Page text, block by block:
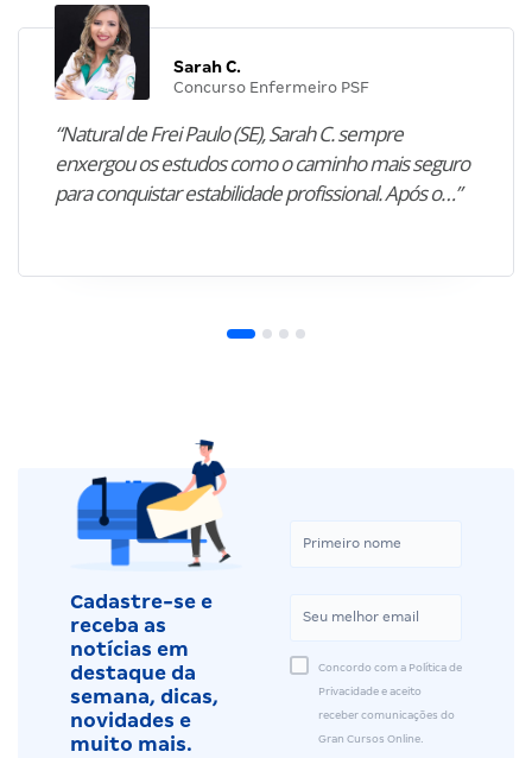
Sarah C.
Concurso Enfermeiro PSF
“Natural de Frei Paulo (SE), Sarah C. sempre
enxergou os estudos como o caminho mais seguro
para conquistar estabilidade profissional. Após o…”
Cadastre-se e
receba as
notícias em
destaque da
semana, dicas,
novidades e
muito mais.
Concordo com a Política de
Privacidade e aceito
receber comunicações do
Gran Cursos Online.